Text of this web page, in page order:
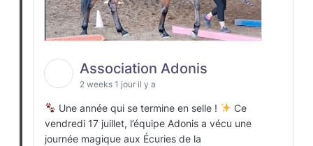
Association Adonis
2 weeks 1 jour il y a
Une année qui se termine en selle !
Ce
vendredi 17 juillet, l’équipe Adonis a vécu une
journée magique aux Écuries de la